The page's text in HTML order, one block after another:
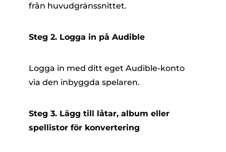
från huvudgränssnittet.
Steg 2. Logga in på Audible
Logga in med ditt eget Audible-konto
via den inbyggda spelaren.
Steg 3. Lägg till låtar, album eller
spellistor för konvertering